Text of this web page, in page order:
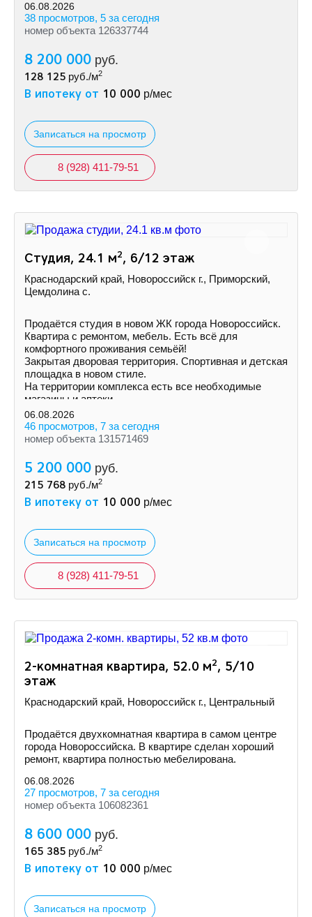
06.08.2026
38 просмотров, 5 за сегодня
номер объекта 126337744
8 200 000 руб.
128 125 руб./м2
В ипотеку от 10 000 р/мес
Записаться на просмотр
8 (928) 411-79-51
Студия, 24.1 м2, 6/12 этаж
Краснодарский край, Новороссийск г., Приморский,
Цемдолина с.
Продаётся студия в новом ЖК города Новороссийск.
Квартира с ремонтом, мебель. Есть всё для
комфортного проживания семьёй!
Закрытая дворовая территория. Спортивная и детская
площадка в новом стиле.
На территории комплекса есть все необходимые
магазины и аптеки.
06.08.2026
46 просмотров, 7 за сегодня
номер объекта 131571469
5 200 000 руб.
215 768 руб./м2
В ипотеку от 10 000 р/мес
Записаться на просмотр
8 (928) 411-79-51
2-комнатная квартира, 52.0 м2, 5/10
этаж
Краснодарский край, Новороссийск г., Центральный
Продаётся двухкомнатная квартира в самом центре
города Новороссийска. В квартире сделан хороший
ремонт, квартира полностью мебелирована.
06.08.2026
27 просмотров, 7 за сегодня
номер объекта 106082361
8 600 000 руб.
165 385 руб./м2
В ипотеку от 10 000 р/мес
Записаться на просмотр